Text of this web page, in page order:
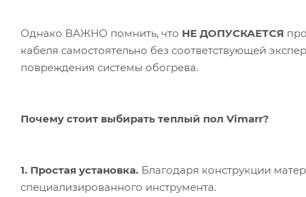
Однако ВАЖНО помнить, что НЕ ДОПУСКАЕТСЯ
кабеля самостоятельно без соответствующей
повреждения системы обогрева.
Почему стоит выбирать теплый пол Vimarr?
1. Простая установка. Благодаря конструкции
специализированного инструмента.